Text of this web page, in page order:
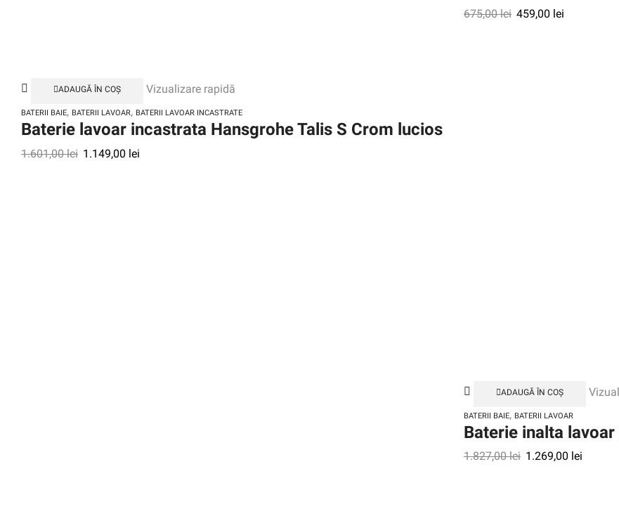
ADAUGĂ ÎN COȘ Vizualizare rapidă
BATERII BAIE, BATERII LAVOAR, BATERII LAVOAR INCASTRATE
Baterie lavoar incastrata Hansgrohe Talis S Crom lucios
1.601,00lei 1.149,00 lei
675,00lei 459,00 lei
ADAUGĂ ÎN COȘ
BATERII BAIE, BATERII LAVOAR
Baterie inalta
1.827,00lei 1.269,00 lei